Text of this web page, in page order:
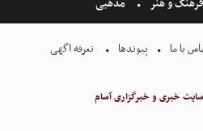
با ما پیوندها تعرفه اگهی
خبری و خبرگزاری آسام